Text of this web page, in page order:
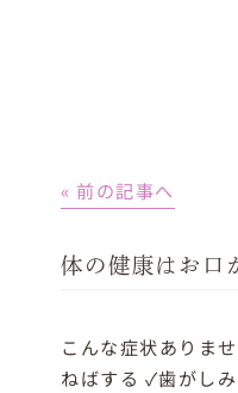
« 前の記事へ
体の健康はお口
こんな症状ありま
ねばする ✓歯がし